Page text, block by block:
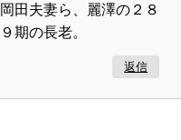
田夫妻ら、麗澤の２８
期の長老。
返信